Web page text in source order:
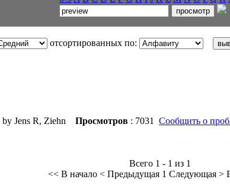
отсортированных по:
by Jens R, Ziehn Просмотров : 7031
Сообщить о
Всего 1 - 1 из 1
<< В начало < Предыдущая 1 Следующая >